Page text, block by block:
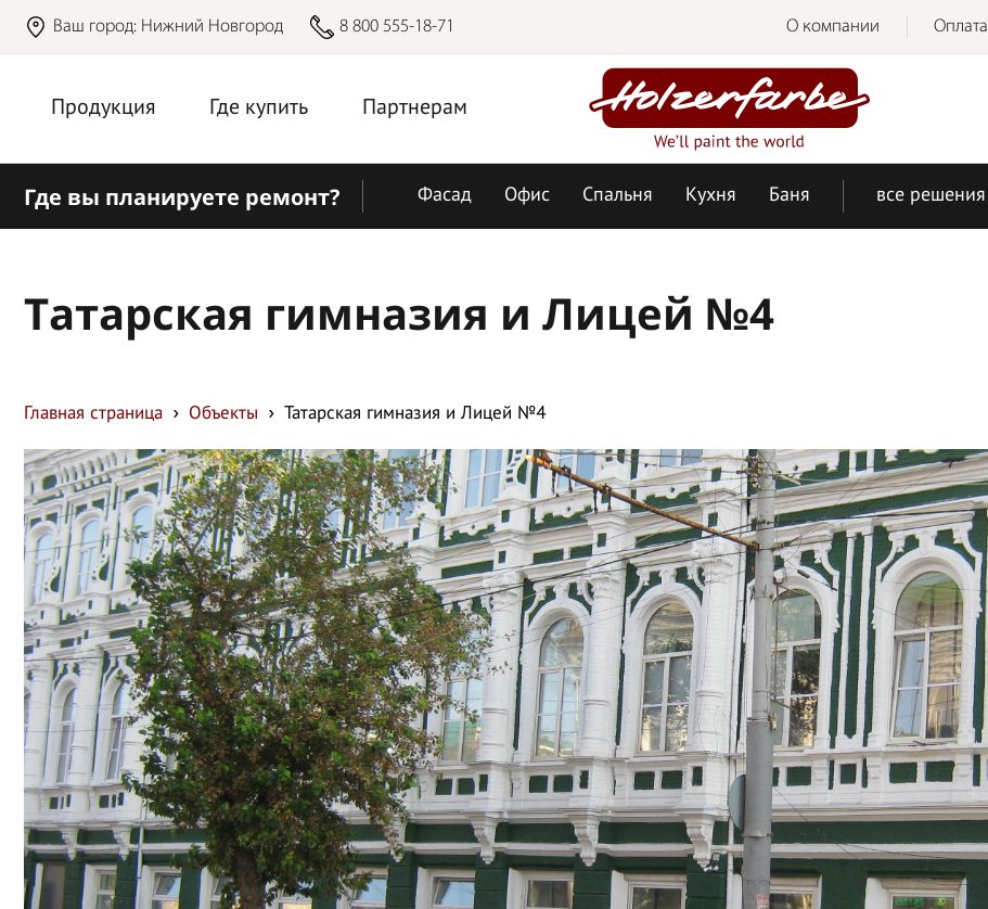
Ваш город: Нижний Новгород 8 800 555-18-71 О компании Оплата
Продукция Где купить Партнерам
Где вы планируете ремонт? Фасад Офис Спальня Кухня Баня все решения
Татарская гимназия и Лицей №4
Главная страница Объекты Татарская гимназия и Лицей №4